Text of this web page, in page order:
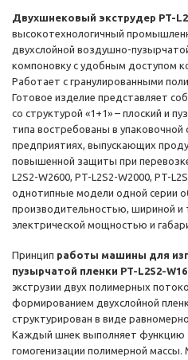
Двухшнековый экструдер PT-
высокотехнологичный
двухслойной воздушно-
компоновку с удобным доступом
Работает с гранулированными
Готовое изделие представляет
со структурой «1+1» – плоский и
типа востребованы в упаковочной
предприятиях, выпускающих
повышенной защиты при
L2S2-W2600, PT-L2S2-W2000, PT-
однотипные модели одной серии
производительностью, шириной и
электрической мощностью и
Принцип работы машины для
пузырчатой пленки PT-L2S2-
экструзии двух полимерных
формированием двухслойной
структурирован в виде
Каждый шнек выполняет функцию
гомогенизации полимерной